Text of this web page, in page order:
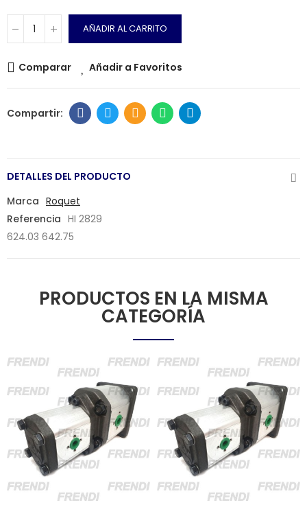
AÑADIR AL CARRITO
Comparar Añadir a Favoritos
DETALLES DEL PRODUCTO
Marca Roquet
Referencia HI 2829
624.03 642.75
PRODUCTOS EN LA MISMA
CATEGORÍA